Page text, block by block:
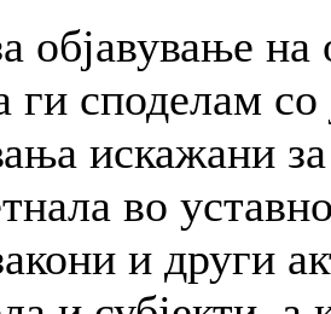
објавување
ги споделам
искажани
во
и други